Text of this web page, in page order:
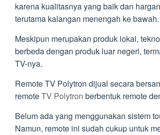
karena kualitasnya yang baik dan
terutama kalangan menengah ke bawah.
Meskipun merupakan produk lokal,
berbeda dengan produk luar negeri,
TV-nya.
Remote TV Polytron dijual secara
remoteTV Polytron berbentuk remote
Belum ada yang menggunakan sistem
Namun, remote ini sudah cukup untuk